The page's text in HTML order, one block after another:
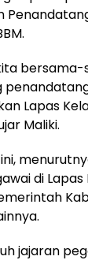
Lapas
Maliki.
di Lapas
jajaran